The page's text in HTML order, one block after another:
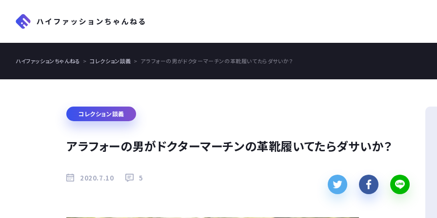
ハイファッションちゃんねる コレクション談義 アラフォーの男がドクターマーチンの革靴履いてたらダサいか？
コレクション談義
アラフォーの男がドクターマーチンの革靴履いてたらダサいか？
2020.7.10 5